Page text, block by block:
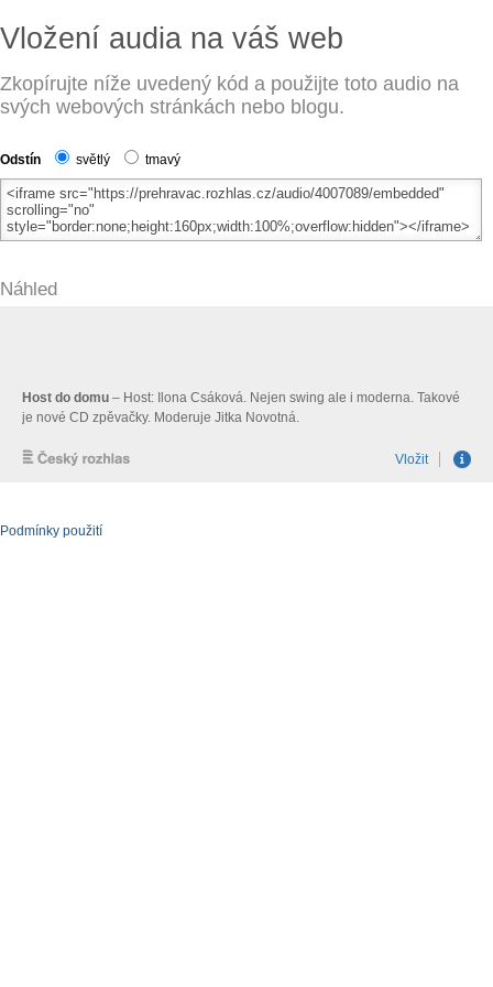
Vložení audia na váš web
Zkopírujte níže uvedený kód a použijte toto audio na
svých webových stránkách nebo blogu.
Odstín světlý tmavý
Náhled
Podmínky použití